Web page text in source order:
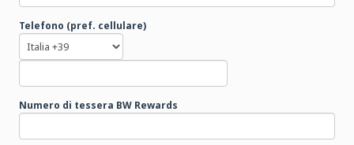
Telefono (pref. cellulare)
Numero di tessera BW Rewards